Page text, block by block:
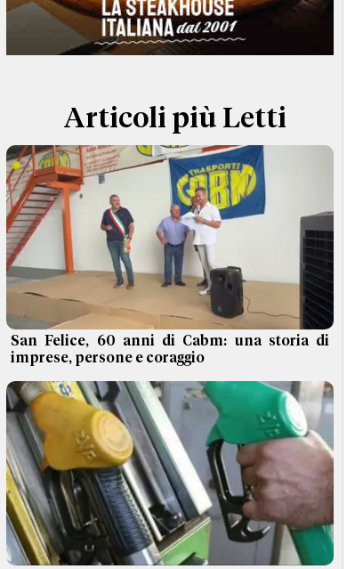
TERMINI e CONDIZIONI
Articoli più Letti
San Felice, 60 anni di Cabm: una storia di
imprese, persone e coraggio